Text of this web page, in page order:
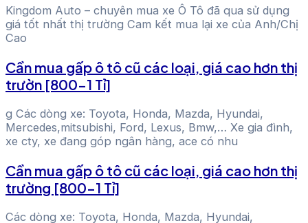
Kingdom Auto – chuyên mua xe Ô Tô đã qua sử dụng
giá tốt nhất thị trường Cam kết mua lại xe của Anh/Chị
Cao
Cần mua gấp ô tô cũ các loại, giá cao hơn thị
trườn [800-1 Tỉ]
g Các dòng xe: Toyota, Honda, Mazda, Hyundai,
Mercedes,mitsubishi, Ford, Lexus, Bmw,… Xe gia đình,
xe cty, xe đang góp ngân hàng, ace có nhu
Cần mua gấp ô tô cũ các loại, giá cao hơn thị
trường [800-1 Tỉ]
Các dòng xe: Toyota, Honda, Mazda, Hyundai,